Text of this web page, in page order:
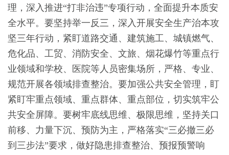
理，深入推进“打非治违”专项行动，全面提升本质安
全水平。要坚持举一反三，深入开展安全生产治本攻
坚三年行动，紧盯道路交通、建筑施工、城镇燃气、
危化品、工贸、消防安全、文旅、烟花爆竹等重点行
业领域和学校、医院等人员密集场所，严格、专业、
规范开展各领域排查整治。要加强公共安全管理，盯
紧盯牢重点领域、重点群体、重点部位，切实筑牢公
共安全屏障。要树牢底线思维、极限思维，坚持关口
前移、力量下沉、预防为主，严格落实“三必撤三必
到三步法”要求，做好隐患排查整治、预报预警响